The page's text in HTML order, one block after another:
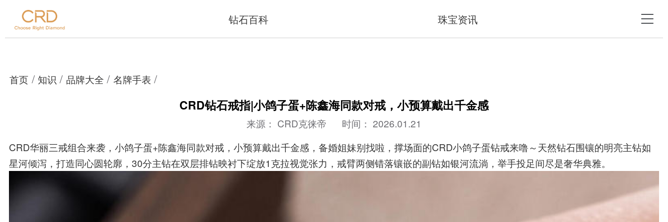
钻石百科 珠宝资讯
首页 / 知识 / 品牌大全 / 名牌手表 /
CRD钻石戒指|小鸽子蛋+陈鑫海同款对戒，小预算戴出千金感
来源： CRD克徕帝 时间： 2026.01.21
CRD华丽三戒组合来袭，小鸽子蛋+陈鑫海同款对戒，小预算戴出千金感，备婚姐妹别找啦，撑场面的CRD小鸽子蛋钻戒来噜～天然钻石围镶的明亮主钻如
星河倾泻，打造同心圆轮廓，30分主钻在双层排钻映衬下绽放1克拉视觉张力，戒臂两侧错落镶嵌的副钻如银河流淌，举手投足间尽是奢华典雅。